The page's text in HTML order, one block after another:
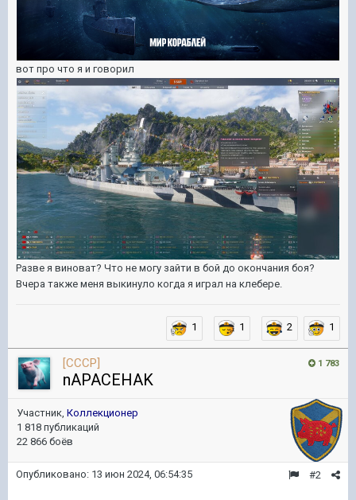
вот про что я и говорил
Разве я виноват? Что не могу зайти в бой до окончания боя?
Вчера также меня выкинуло когда я играл на клебере.
1 1 2 1
1 783
[CCCP]
nAPACEHAK
Участник, Коллекционер
1 818 публикаций
22 866 боёв
#2
Опубликовано: 13 июн 2024, 06:54:35